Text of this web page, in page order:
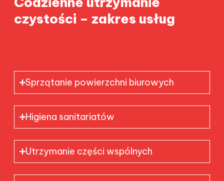
czystości – zakres usług
Sprzątanie powierzchni biurowych
Higiena sanitariatów
Utrzymanie części wspólnych